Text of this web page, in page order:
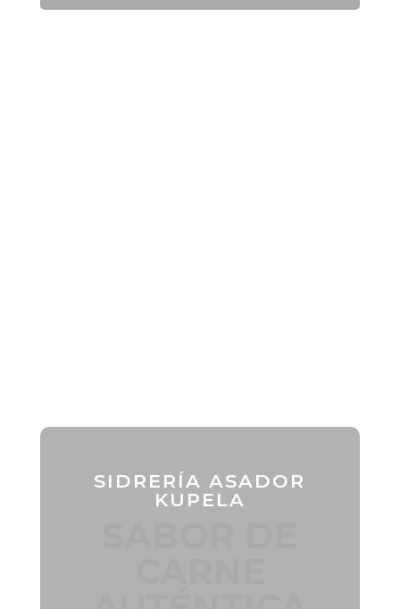
SIDRERÍA ASADOR
KUPELA